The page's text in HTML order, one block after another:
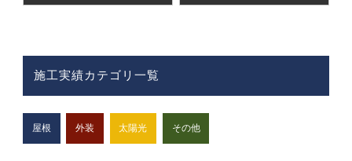
施工実績カテゴリ一覧
屋根 外装 太陽光 その他